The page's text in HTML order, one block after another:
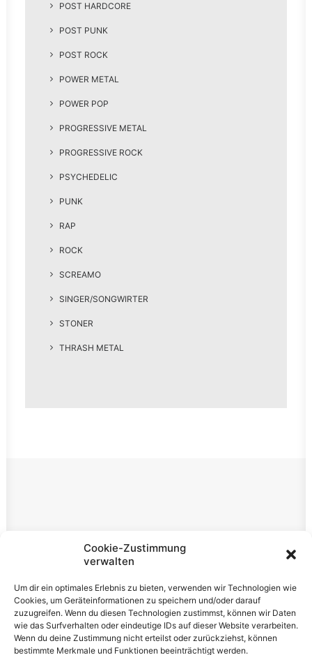
Cookie-Zustimmung
verwalten
Um dir ein optimales Erlebnis zu bieten, verwenden wir Technologien wie
Cookies, um Geräteinformationen zu speichern und/oder darauf
zuzugreifen. Wenn du diesen Technologien zustimmst, können wir Daten
wie das Surfverhalten oder eindeutige IDs auf dieser Website verarbeiten.
Wenn du deine Zustimmung nicht erteilst oder zurückziehst, können
bestimmte Merkmale und Funktionen beeinträchtigt werden.
POST HARDCORE
POST PUNK
POST ROCK
POWER METAL
POWER POP
PROGRESSIVE METAL
PROGRESSIVE ROCK
PSYCHEDELIC
PUNK
RAP
ROCK
SCREAMO
SINGER/SONGWIRTER
STONER
THRASH METAL
Rechtliches
Datenschutzerklärung
Cookie-Richtlinie (EU)